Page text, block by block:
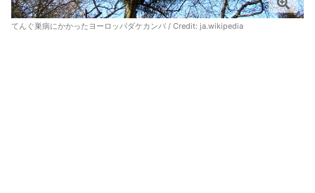
てんぐ巣病にかかったヨーロッパダケカンバ / Credit: ja.wikipedia